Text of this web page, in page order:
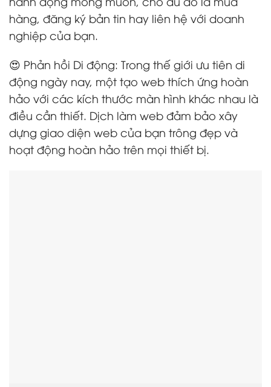
hàng, đăng ký bản tin hay liên hệ với doanh
nghiệp của bạn.
😍 Phản hồi Di động: Trong thế giới ưu tiên di
động ngày nay, một tạo web thích ứng hoàn
hảo với các kích thước màn hình khác nhau là
điều cần thiết. Dịch làm web đảm bảo xây
dựng giao diện web của bạn trông đẹp và
hoạt động hoàn hảo trên mọi thiết bị.